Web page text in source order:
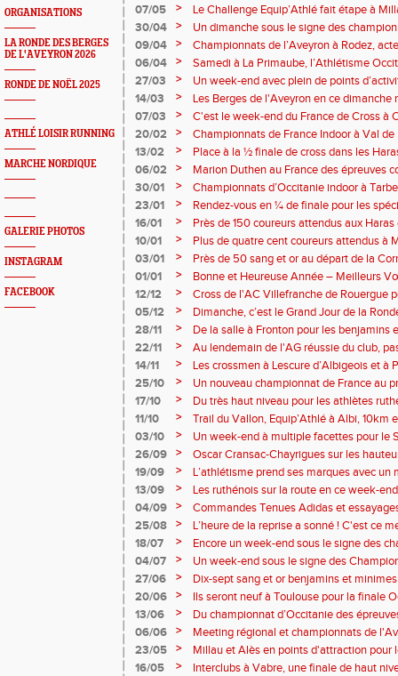
ORGANISATIONS
LA RONDE DES BERGES
DE L'AVEYRON 2026
RONDE DE NOËL 2025
ATHLÉ LOISIR RUNNING
MARCHE NORDIQUE
GALERIE PHOTOS
INSTAGRAM
FACEBOOK
07/05
>
Le Challenge Equip’Athlé fait étape à
seront de la partie.
30/04 >
Un dimanche sous le signe des
France de Montagne à Gap.
09/04 >
Championnats de l’Aveyron à Rodez,
06/04
>
Samedi à La Primaube, l’Athlétisme
grand-messe annuelle, parfaitement
Primaube Athlétisme.
27/03 >
Un week-end avec plein de points
14/03
>
Les Berges de l'Aveyron en ce
la salle de Tarbes.
07/03 >
C'est le week-end du France de Cross à
Bompas. Les sang et or sont en première
20/02 >
Championnats de France Indoor à Val
la longueur cadet. Dimanche plus de 20
d'Albi.
13/02 >
Place à la ½ finale de cross dans les
avec des sang et or aux dents longues.
Pass'Athlé » ce samedi matin.
06/02 >
Marion Duthen au France des épreuves
lanceurs à Toulouse pour les régionaux
à Villefranche de Panat pour la finale du
30/01 >
Championnats d’Occitanie indoor à
sont au menu des sang et or.
23/01 >
Rendez-vous en ¼ de finale pour les
dimanche à St Nicolas de la Grave et les
vous à Vabre ce samedi.
16/01 >
Près de 150 coureurs attendus aux
aussi les Epreuves combinées à Bompas
Espagne au menu de ce week-end.
10/01 >
Plus de quatre cent coureurs attendus à
sang et or très ambitieux.
03/01 >
Près de 50 sang et or au départ de la
01/01
>
Bonne et Heureuse Année – Meilleurs
licenciés, dirigeants, entraineurs, parents
Amis toujours présents à nos côtés.
12/12 >
Cross de l'AC Villefranche de Rouergue
05/12
>
Dimanche, c’est le Grand Jour de la
quatre équipes au championnat Occitan
oublier des marathoniens à Valence en
28/11 >
De la salle à Fronton pour les benjamins
Carmaux pour les spécialistes.
22/11 >
Au lendemain de l'AG réussie du club,
épreuves combinées pour 14 sang et or.
14/11 >
Les crossmen à Lescure d’Albigeois et à
Bouzat, quelques lanceurs à Saint
25/10 >
Un nouveau championnat de France au
kilomètres route à Fréjus.
17/10 >
Du très haut niveau pour les athlètes
monde des 24 heures à Albi avec JR
Nationale 2 à Saint Renan pour 28
11/10 >
Trail du Vallon, Equip’Athlé à Albi, 10km
Tournefeuille et Rose de Rodez, c’est le
et or.
03/10 >
Un week-end à multiple facettes pour le
26/09
>
Oscar Cransac-Chayrigues sur les
pour la Coupe du Monde et des sang et
spécialités et les championnats de relais
19/09 >
L’athlétisme prend ses marques avec
à Vabre.
13/09 >
Les ruthénois sur la route en ce week-
Semi Marathon à Auray-Vannes.
04/09 >
Commandes Tenues Adidas et
25/08
>
L’heure de la reprise a sonné ! C'est ce
18/07
>
Encore un week-end sous le signe des
Avenir à Saint Etienne et 6 sang et or de
04/07 >
Un week-end sous le signe des
combinées à Laval, France kilomètre
montagne à Val d’Isère et Occitanie
27/06 >
Dix-sept sang et or benjamins et
Championnats d’Occitanie et encore des
20/06 >
Ils seront neuf à Toulouse pour la finale
13/06
>
Du championnat d’Occitanie des
Challenge, les athlètes sont sur les
macadam avec l'Ekiden de Rodez..
06/06 >
Meeting régional et championnats de
23/05
>
Millau et Alès en points d'attraction pour
week-end.
16/05 >
Interclubs à Vabre, une finale de haut